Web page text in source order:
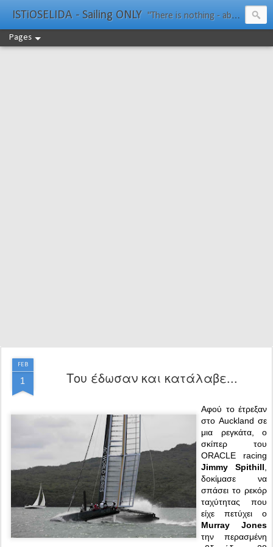
ISTiOSELIDA - Sailing ONLY "There is nothing - absolutely nothing - half so much worth doing as simply messing about in boats." Water Rat, Kenneth Grahame
Pages
FEB
1 Του έδωσαν και κατάλαβε...
Αφού το έτρεξαν
στο Auckland σε
μια ρεγκάτα, ο
σκίπερ του
ORACLE racing
Jimmy Spithill
δοκίμασε να
σπάσει το ρεκόρ
ταχύτητας που
είχε πετύχει ο
Murray Jones
την περασμένη